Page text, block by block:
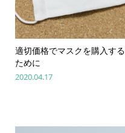
適切価格でマスクを購入する
ために
2020.04.17